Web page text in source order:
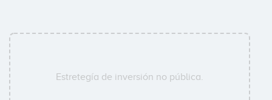
Estretegía de inversión no pública.